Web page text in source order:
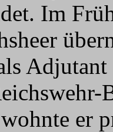
Im
er